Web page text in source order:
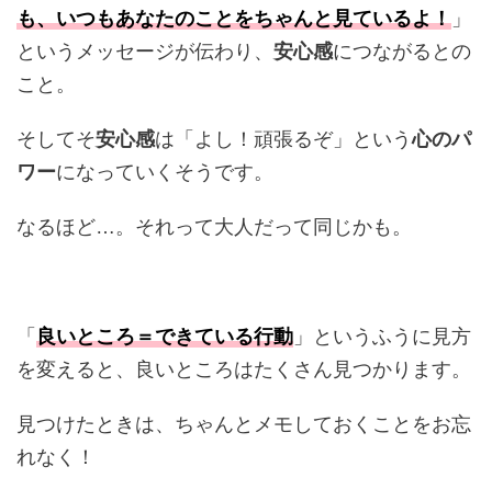
も、いつもあなたのことをちゃんと見ているよ！ 」
というメッセージが伝わり、 安心感につながるとの
こと。
そしてそ安心感は「よし！頑張るぞ」という心のパ
ワーになっていくそうです。
なるほど…。それって大人だって同じかも。
「 良いところ＝できている行動 」というふうに見方
を変えると、良いところはたくさん見つかります。
見つけたときは、ちゃんとメモしておくことをお忘
れなく
！